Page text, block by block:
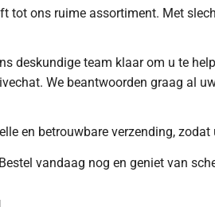
ons ruime assortiment. Met
deskundige team klaar om u te
We beantwoorden graag al
en betrouwbare verzending,
vandaag nog en geniet van